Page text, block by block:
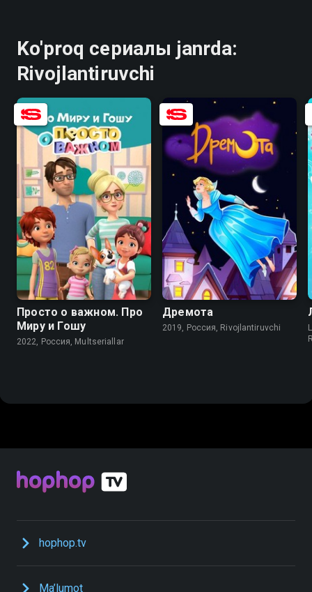
Ko'proq сериалы janrda:
Rivojlantiruvchi
9.0
Просто о важном. Про
Миру и Гошу
2022, Россия, Multseriallar
Дремота
2019, Россия, Rivojlantiruvchi
hophop.tv
Ma’lumot